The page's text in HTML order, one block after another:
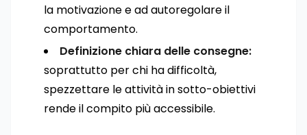
la motivazione e ad autoregolare il
comportamento.
Definizione chiara delle consegne:
soprattutto per chi ha difficoltà,
spezzettare le attività in sotto-obiettivi
rende il compito più accessibile.